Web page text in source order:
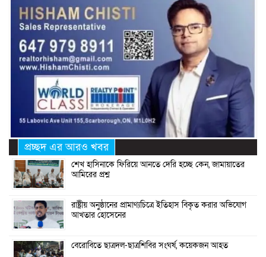
প্রচ্ছদ এর আরও খবর
শেখ হাসিনাকে ফিরিয়ে আনতে দেরি হচ্ছে কেন, জামায়াতের
আমিরের প্রশ্ন
রাষ্ট্রীয় অনুষ্ঠানের প্রামাণ্যচিত্রে ইতিহাস বিকৃত করার অভিযোগ
আখতার হোসেনের
বেরোবিতে ছাত্রদল-ছাত্রশিবির সংঘর্ষ, কয়েকজন আহত